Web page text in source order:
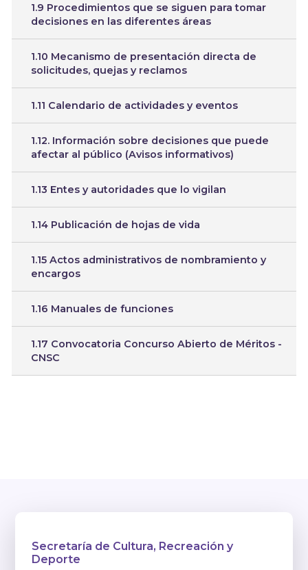
1.9 Procedimientos que se siguen para tomar
decisiones en las diferentes áreas
1.10 Mecanismo de presentación directa de
solicitudes, quejas y reclamos
1.11 Calendario de actividades y eventos
1.12. Información sobre decisiones que puede
afectar al público (Avisos informativos)
1.13 Entes y autoridades que lo vigilan
1.14 Publicación de hojas de vida
1.15 Actos administrativos de nombramiento y
encargos
1.16 Manuales de funciones
1.17 Convocatoria Concurso Abierto de Méritos -
CNSC
Secretaría de Cultura, Recreación y
Deporte